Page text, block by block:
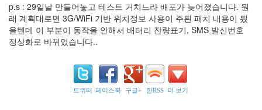
p.s : 29일날 만들어놓고 테스트 거치느라 배포가 늦어졌습니다. 원
래 계획대로면 3G/WiFi 기반 위치정보 사용이 주된 패치 내용이 됬
을텐데 이 부분이 동작을 안해서 배터리 잔량표기, SMS 발신번호
정상화로 바뀌었습니다..
트위터 페이스북 구글+ 한RSS 더 보기
윤
표